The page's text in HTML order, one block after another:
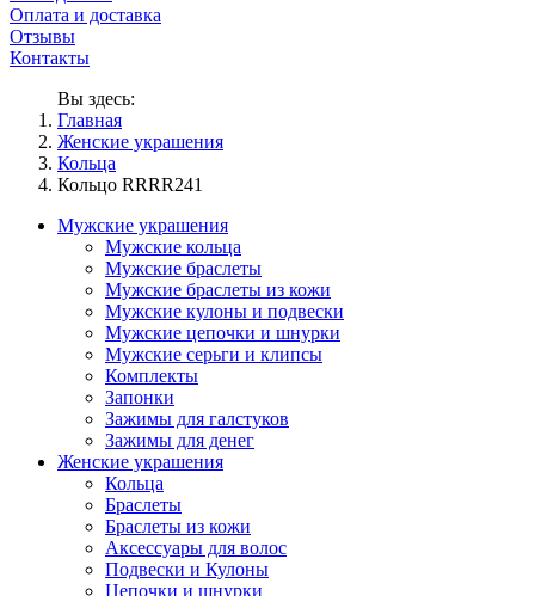
Оплата и доставка
Отзывы
Контакты
Вы здесь:
Главная
Женские украшения
Кольца
Кольцо RRRR241
Мужские украшения
Мужские кольца
Мужские браслеты
Мужские браслеты из кожи
Мужские кулоны и подвески
Мужские цепочки и шнурки
Мужские серьги и клипсы
Комплекты
Запонки
Зажимы для галстуков
Зажимы для денег
Женские украшения
Кольца
Браслеты
Браслеты из кожи
Аксессуары для волос
Подвески и Кулоны
Цепочки и шнурки